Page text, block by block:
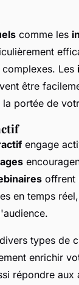
comme les
Les
être
la portée de
engage
offrent
en temps
types de
enrichir
répondre aux